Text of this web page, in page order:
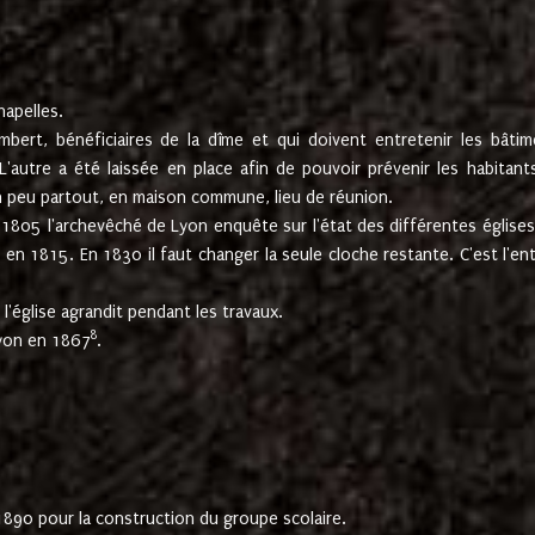
bénéficiaires de la dîme et qui doivent entretenir les
a été laissée en place afin de pouvoir prévenir les
partout, en maison commune, lieu de réunion.
l'archevêché de Lyon enquête sur l'état des différentes
1815. En 1830 il faut changer la seule cloche restante. C'est
agrandit pendant les travaux.
en 18678.
pour la construction du groupe scolaire.